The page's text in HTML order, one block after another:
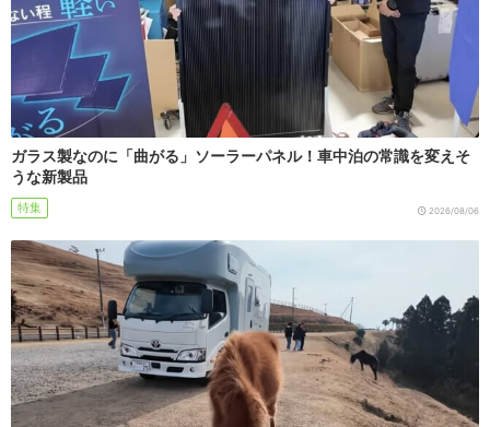
ガラス製なのに「曲がる」ソーラーパネル！車中泊の常識を変えそ
うな新製品
特集 2026/08/06